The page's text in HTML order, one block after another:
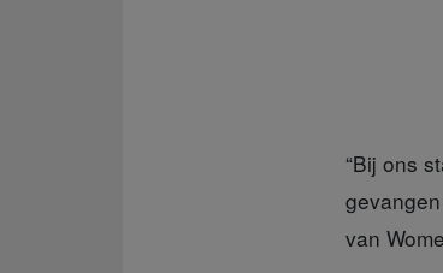
“Bij ons
van